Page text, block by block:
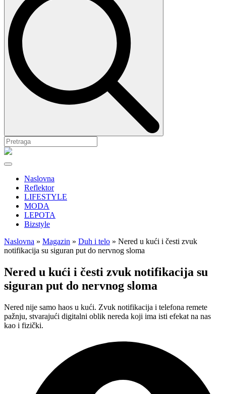
Naslovna
Reflektor
LIFESTYLE
MODA
LEPOTA
Bizstyle
Naslovna » Magazin » Duh i telo » Nered u kući i česti zvuk
notifikacija su siguran put do nervnog sloma
Nered u kući i česti zvuk notifikacija su
siguran put do nervnog sloma
Nered nije samo haos u kući. Zvuk notifikacija i telefona remete
pažnju, stvarajući digitalni oblik nereda koji ima isti efekat na nas
kao i fizički.